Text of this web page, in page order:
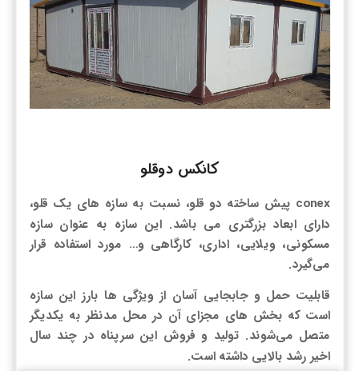
کانکس دوقلو
conex پیش ساخته دو قلو، نسبت به سازه های یک قلو،
دارای ابعاد بزرگتری می باشد. این سازه به عنوان سازه
مسکونی، ویلایی، اداری، کارگاهی و… مورد استفاده قرار
می‌گیرد.
قابلیت حمل و جابجایی آسان از ویژگی ها بارز این سازه
است که بخش های مجزای آن در محل مدنظر به یکدیگر
متصل می‌شوند. تولید و فروش این سرپناه در چند سال
اخیر رشد بالایی داشته است.